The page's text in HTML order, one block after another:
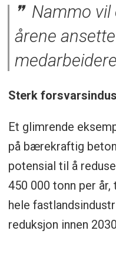
Nammo vil
årene
Sterk
Et glimrende
på bærekraftig
potensial til å
450 000 tonn per
hele
reduksjon innen